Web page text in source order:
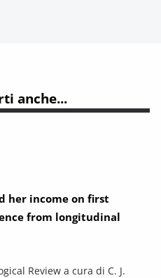
anche...
her income on first
from longitudinal
Review a cura di C. J.